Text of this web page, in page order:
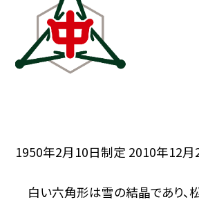
1950年2月10日制定 2010年12月
白い六角形は雪の結晶であり、